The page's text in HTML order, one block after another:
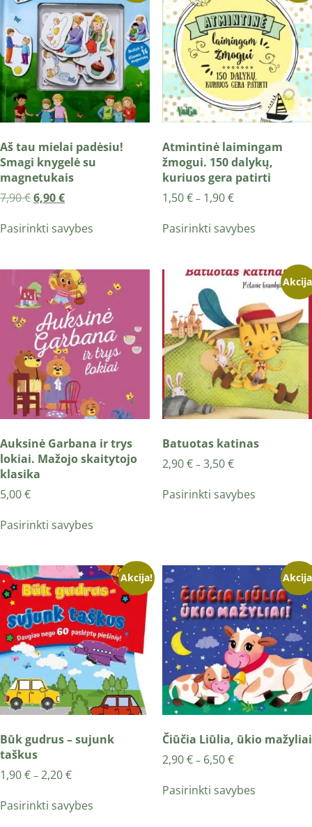
Aš tau mielai padėsiu!
Smagi knygelė su
magnetukais
7,90€6,90€
Pasirinkti savybes
Atmintinė laimingam
žmogui. 150 dalykų,
kuriuos gera patirti
1,50€ – 1,90€
Pasirinkti savybes
Auksinė Garbana ir trys
lokiai. Mažojo skaitytojo
klasika
5,00€
Pasirinkti savybes
Batuotas katinas
2,90€ – 3,50€
Pasirinkti savybes
Akcija!
Būk gudrus – sujunk
taškus
1,90€ – 2,20€
Pasirinkti savybes
Čiūčia Liūlia, ūkio mažyliai
2,90€ – 6,50€
Pasirinkti savybes